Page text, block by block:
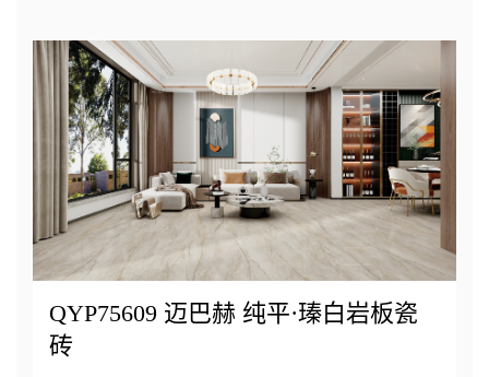
QYP75609 迈巴赫 纯平·瑧白岩板瓷
砖